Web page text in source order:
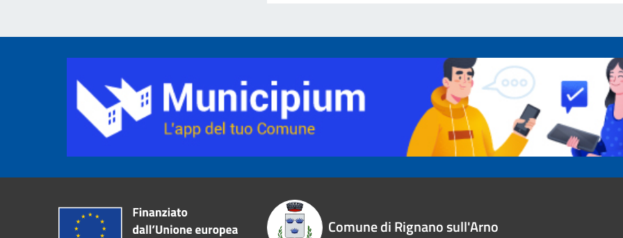
Comune di Rignano sull'Arno